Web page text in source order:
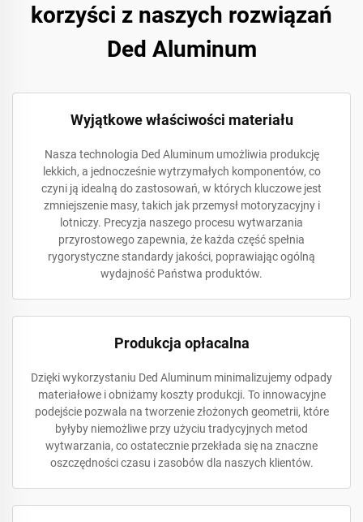
korzyści z naszych rozwiązań
Ded Aluminum
Wyjątkowe właściwości materiału
Nasza technologia Ded Aluminum umożliwia produkcję
lekkich, a jednocześnie wytrzymałych komponentów, co
czyni ją idealną do zastosowań, w których kluczowe jest
zmniejszenie masy, takich jak przemysł motoryzacyjny i
lotniczy. Precyzja naszego procesu wytwarzania
przyrostowego zapewnia, że każda część spełnia
rygorystyczne standardy jakości, poprawiając ogólną
wydajność Państwa produktów.
Produkcja opłacalna
Dzięki wykorzystaniu Ded Aluminum minimalizujemy odpady
materiałowe i obniżamy koszty produkcji. To innowacyjne
podejście pozwala na tworzenie złożonych geometrii, które
byłyby niemożliwe przy użyciu tradycyjnych metod
wytwarzania, co ostatecznie przekłada się na znaczne
oszczędności czasu i zasobów dla naszych klientów.